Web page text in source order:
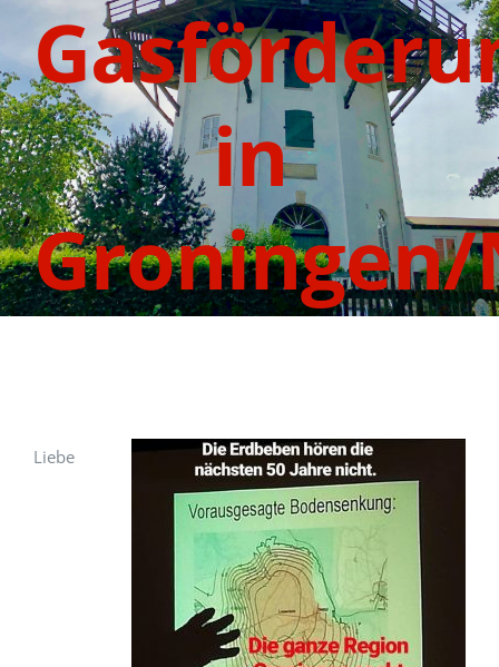
in
Groningen/
Liebe